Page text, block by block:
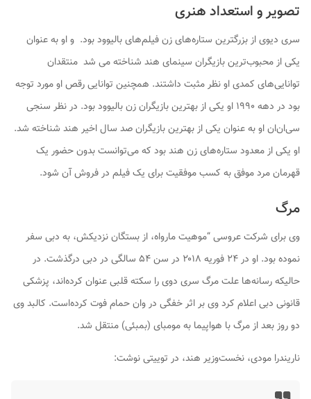
تصویر و استعداد هنری
سری دیوی از بزرگترین ستاره‌های زن فیلم‌های بالیوود بود. و او به عنوان
یکی از محبوب‌ترین بازیگران سینمای هند شناخته می شد منتقدان
توانایی‌های کمدی او نظر مثبت داشتند. همچنین توانایی رقص او مورد توجه
بود در دهه ۱۹۹۰ او یکی از بهترین بازیگران زن بالیوود بود. در نظر سنجی
سی‌ان‌ان او به عنوان یکی از بهترین بازیگران صد سال اخیر هند شناخته شد.
او یکی از معدود ستاره‌های زن هند بود که می‌توانست بدون حضور یک
قهرمان مرد موفق به کسب موفقیت برای یک فیلم در فروش آن شود.
مرگ
وی برای شرکت عروسی “موهیت مارواه، از بستگان نزدیکش، به دبی سفر
نموده بود. او در ۲۴ فوریه ۲۰۱۸ در سن ۵۴ سالگی در دبی درگذشت. در
حالیکه رسانه‌ها علت مرگ سری دوی را سکته قلبی عنوان کرده‌اند، پزشکی
قانونی دبی اعلام کرد وی بر اثر خفگی در وان حمام فوت کرده‌است. کالبد وی
دو روز بعد از مرگ با هواپیما به مومبای (بمبئی) منتقل شد.
ناریندرا مودی، نخست‌وزیر هند، در توییتی نوشت: